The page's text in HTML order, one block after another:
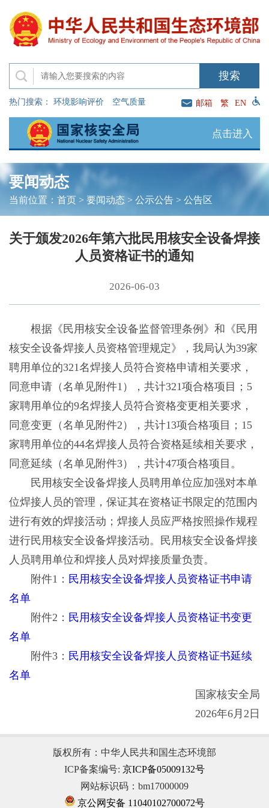
热门搜索： 环境影响评价 空气质量 邮箱 繁 EN
点击进入
要闻动态
当前位置： 首页> 要闻动态 > 公示公告> 公告区
关于颁发2026年第六批民用核安全设备焊接
人员资格证书的通知
2026-06-03
根据《民用核安全设备监督管理条例》和《民用
核安全设备焊接人员资格管理规定》，我局认为39家
聘用单位的321名焊接人员符合资格申请相关要求，
同意申请（名单见附件1），共计321项合格项目；5
家聘用单位的9名焊接人员符合资格变更相关要求，
同意变更（名单见附件2），共计13项合格项目；15
家聘用单位的44名焊接人员符合资格延续相关要求，
同意延续（名单见附件3），共计47项合格项目。
民用核安全设备焊接人员聘用单位应加强对本单
位焊接人员的管理，保证其在资格证书限定的范围内
进行有效的焊接活动；焊接人员应严格按照操作规程
进行民用核安全设备焊接活动。民用核安全设备焊接
人员聘用单位和焊接人员对焊接质量负责。
附件1： 民用核安全设备焊接人员资格证书申请
名单
附件2： 民用核安全设备焊接人员资格证书变更
名单
附件3： 民用核安全设备焊接人员资格证书延续
名单
国家核安全局
2026年6月2日
版权所有：中华人民共和国生态环境部
ICP备案编号: 京ICP备05009132号
网站标识码：bm17000009
京公网安备 11040102700072号